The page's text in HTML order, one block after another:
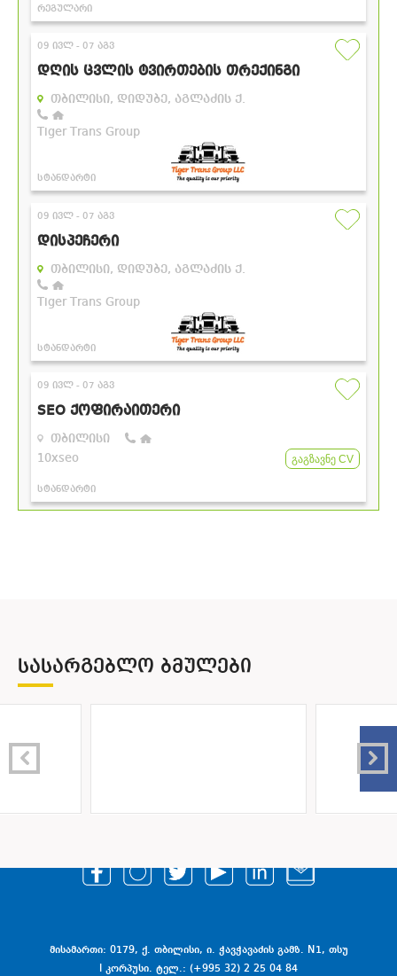
ᲡᲐᲡᲐᲠᲒᲔᲑᲚᲝ ᲑᲛᲣᲚᲔᲑᲘ
მისამართი: 0179, ქ. თბილისი, ი. ჭავჭავაძის გამზ. N1, თსუ
I კორპუსი. ტელ.: (+995 32) 2 25 04 84